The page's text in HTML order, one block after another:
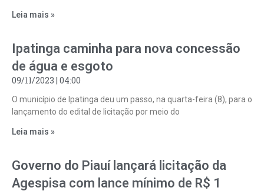
Leia mais »
Ipatinga caminha para nova concessão
de água e esgoto
09/11/2023 04:00
O município de Ipatinga deu um passo, na quarta-feira (8), para o
lançamento do edital de licitação por meio do
Leia mais »
Governo do Piauí lançará licitação da
Agespisa com lance mínimo de R$ 1